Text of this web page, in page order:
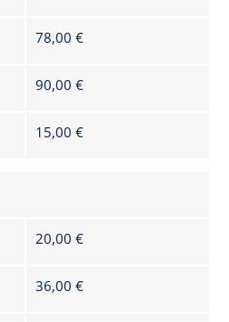
78,00 €
90,00 €
15,00 €
20,00 €
36,00 €